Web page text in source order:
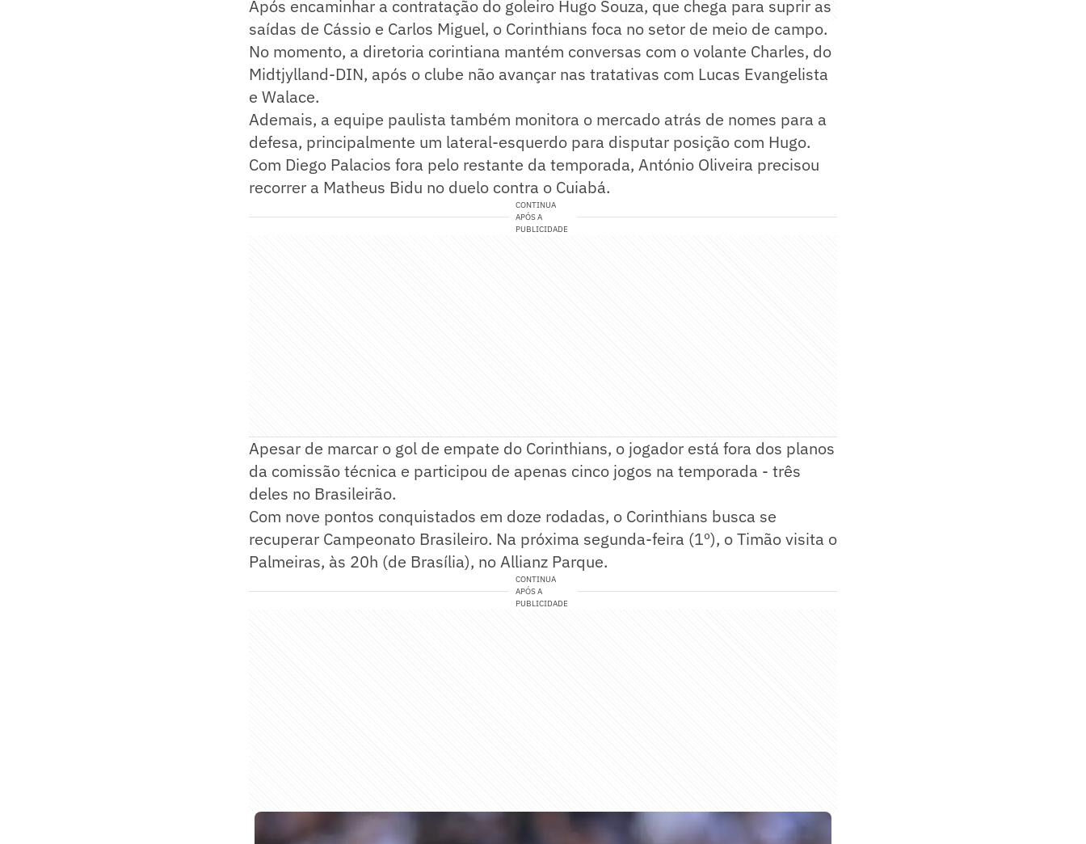
Após encaminhar a contratação do goleiro Hugo Souza, que chega para suprir as
saídas de Cássio e Carlos Miguel, o Corinthians foca no setor de meio de campo.
No momento, a diretoria corintiana mantém conversas com o volante Charles, do
Midtjylland-DIN, após o clube não avançar nas tratativas com Lucas Evangelista
e Walace.
Ademais, a equipe paulista também monitora o mercado atrás de nomes para a
defesa, principalmente um lateral-esquerdo para disputar posição com Hugo.
Com Diego Palacios fora pelo restante da temporada, António Oliveira precisou
recorrer a Matheus Bidu no duelo contra o Cuiabá.
CONTINUA
APÓS A
PUBLICIDADE
Apesar de marcar o gol de empate do Corinthians, o jogador está fora dos planos
da comissão técnica e participou de apenas cinco jogos na temporada - três
deles no Brasileirão.
Com nove pontos conquistados em doze rodadas, o Corinthians busca se
recuperar Campeonato Brasileiro. Na próxima segunda-feira (1º), o Timão visita o
Palmeiras, às 20h (de Brasília), no Allianz Parque.
CONTINUA
APÓS A
PUBLICIDADE